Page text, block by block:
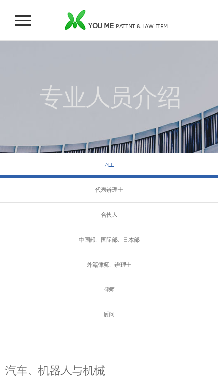
YOU ME PATENT & LAW FIRM
专业人员介绍
ALL
代表辨理士
合伙人
中国部、国际部、日本部
外籍律师、辨理士
律师
顾问
汽车、机器人与机械